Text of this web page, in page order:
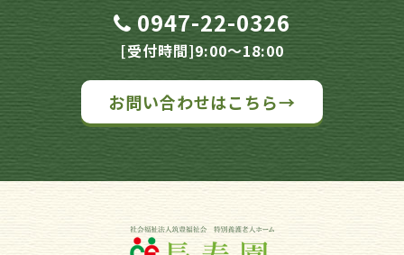
0947-22-0326
[受付時間]9:00～18:00
お問い合わせはこちら→